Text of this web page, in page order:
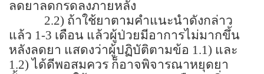
ลดยาลดกรดลงภายหลัง
2.2) ถ้าใช้ยาตามคำแนะนำดังกล่าว
แล้ว 1-3 เดือน แล้วผู้ป่วยมีอาการไม่มากขึ้น
หลังลดยา แสดงว่าผู้ปฏิบัติตามข้อ 1.1) และ
1.2) ได้ดีพอสมควร ก็อาจพิจารณาหยุดยา